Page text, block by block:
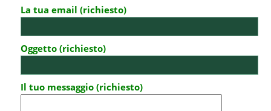
La tua email (richiesto)
Oggetto (richiesto)
Il tuo messaggio (richiesto)